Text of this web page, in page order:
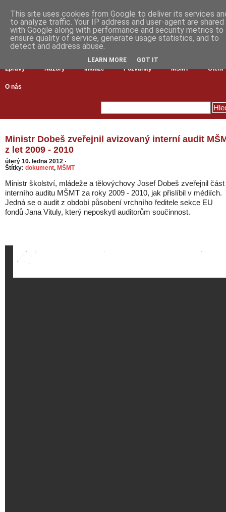
Zprávy Názory Inkluze Pozvánky MŠMT Čtení
O nás
Ministr Dobeš zveřejnil avizovaný interní audit
z let 2009 - 2010
úterý 10. ledna 2012 ·
Štítky: dokument, MŠMT
Ministr školství, mládeže a tělovýchovy Josef Dobeš zveřejnil část
interního auditu MŠMT za roky 2009 - 2010, jak přislíbil v médiích.
Jedná se o audit z období působení vrchního ředitele sekce EU
fondů Jana Vituly, který neposkytl auditorům součinnost.
This site uses cookies from Google to deliver its services
to analyze traffic. Your IP address and user-agent are shared
with Google along with performance and security metrics to
ensure quality of service, generate usage statistics, and to
detect and address abuse.
LEARN MORE GOT IT